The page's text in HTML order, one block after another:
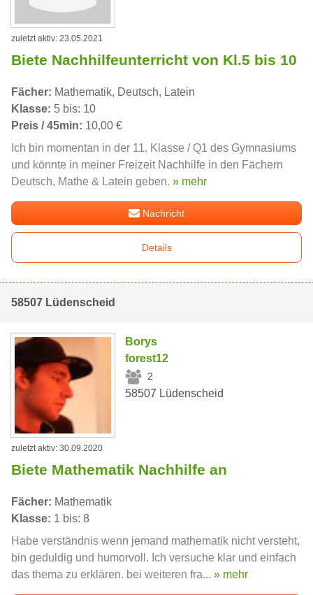
zuletzt aktiv: 23.05.2021
Biete Nachhilfeunterricht von Kl.5 bis 10
Fächer: Mathematik, Deutsch, Latein
Klasse: 5 bis: 10
Preis / 45min: 10,00 €
Ich bin momentan in der 11. Klasse / Q1 des Gymnasiums
und könnte in meiner Freizeit Nachhilfe in den Fächern
Deutsch, Mathe & Latein geben. » mehr
Nachricht
Details
58507 Lüdenscheid
Borys
forest12
2
58507 Lüdenscheid
zuletzt aktiv: 30.09.2020
Biete Mathematik Nachhilfe an
Fächer: Mathematik
Klasse: 1 bis: 8
Habe verständnis wenn jemand mathematik nicht versteht,
bin geduldig und humorvoll. Ich versuche klar und einfach
das thema zu erklären. bei weiteren fra... » mehr